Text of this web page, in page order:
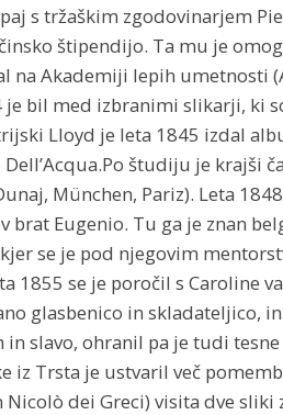
s tržaškim zgodovinarjem
štipendijo. Ta mu je
na Akademiji lepih umetnosti
bil med izbranimi slikarji, ki
Lloyd je leta 1845 izdal
študiju je krajši
München, Pariz). Leta
brat Eugenio. Tu ga je znan
se je pod njegovim
1855 se je poročil s Caroline
glasbenico in skladateljico,
slavo, ohranil pa je tudi
iz Trsta je ustvaril več
Nicolò dei Greci) visita dve